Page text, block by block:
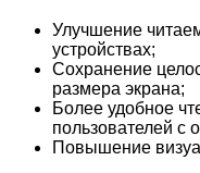
Улучшение
устройствах;
Сохранение
размера экрана;
Более удобное
пользователей с
Повышение